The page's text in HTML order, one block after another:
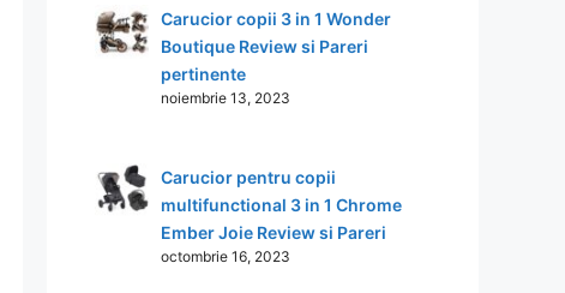
Carucior copii 3 in 1 Wonder
Boutique Review si Pareri
pertinente
noiembrie 13, 2023
Carucior pentru copii
multifunctional 3 in 1 Chrome
Ember Joie Review si Pareri
octombrie 16, 2023